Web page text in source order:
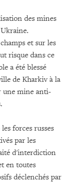
des mines
et sur les
risque dans ce
a été blessé
de Kharkiv à la
une mine anti-
forces russes
par les
d'interdiction
en toutes
déclenchés par